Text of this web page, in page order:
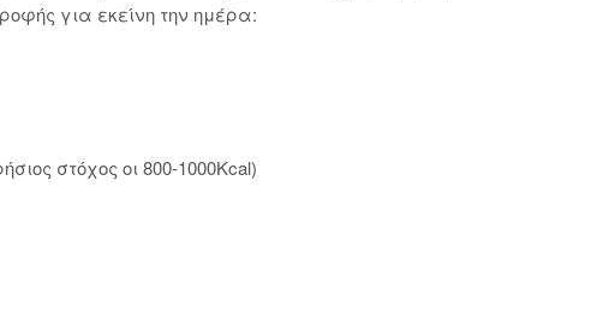
για εκείνη την ημέρα:
στόχος οι 800-1000Kcal)